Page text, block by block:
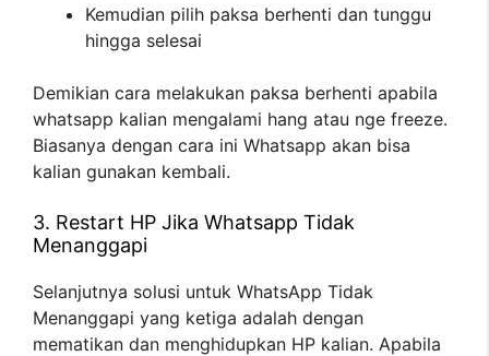
Kemudian pilih paksa berhenti dan tunggu
hingga selesai
Demikian cara melakukan paksa berhenti apabila
whatsapp kalian mengalami hang atau nge freeze.
Biasanya dengan cara ini Whatsapp akan bisa
kalian gunakan kembali.
3. Restart HP Jika Whatsapp Tidak
Menanggapi
Selanjutnya solusi untuk WhatsApp Tidak
Menanggapi yang ketiga adalah dengan
mematikan dan menghidupkan HP kalian. Apabila